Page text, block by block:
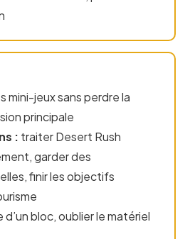
mini-jeux sans perdre la
principale
: traiter Desert Rush
garder des
finir les objectifs
bloc, oublier le matériel